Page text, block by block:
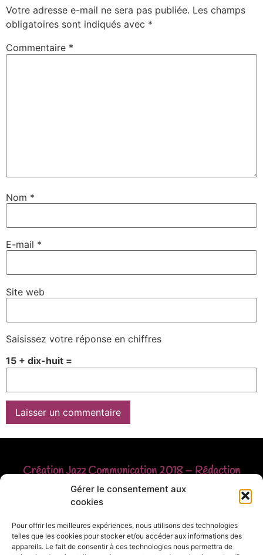
Gérer le consentement aux
cookies
Pour offrir les meilleures expériences, nous utilisons des technologies
telles que les cookies pour stocker et/ou accéder aux informations des
appareils. Le fait de consentir à ces technologies nous permettra de
Votre adresse e-mail ne sera pas publiée. Les champs
obligatoires sont indiqués avec *
Commentaire *
Nom *
E-mail *
Site web
Saisissez votre réponse en chiffres
15 + dix-huit =
CréationJazz Communication2018 – Rédaction
Christophe FAUST
© Christophe FAUST – Reproduction interdite
sans autorisation – Mentions légales